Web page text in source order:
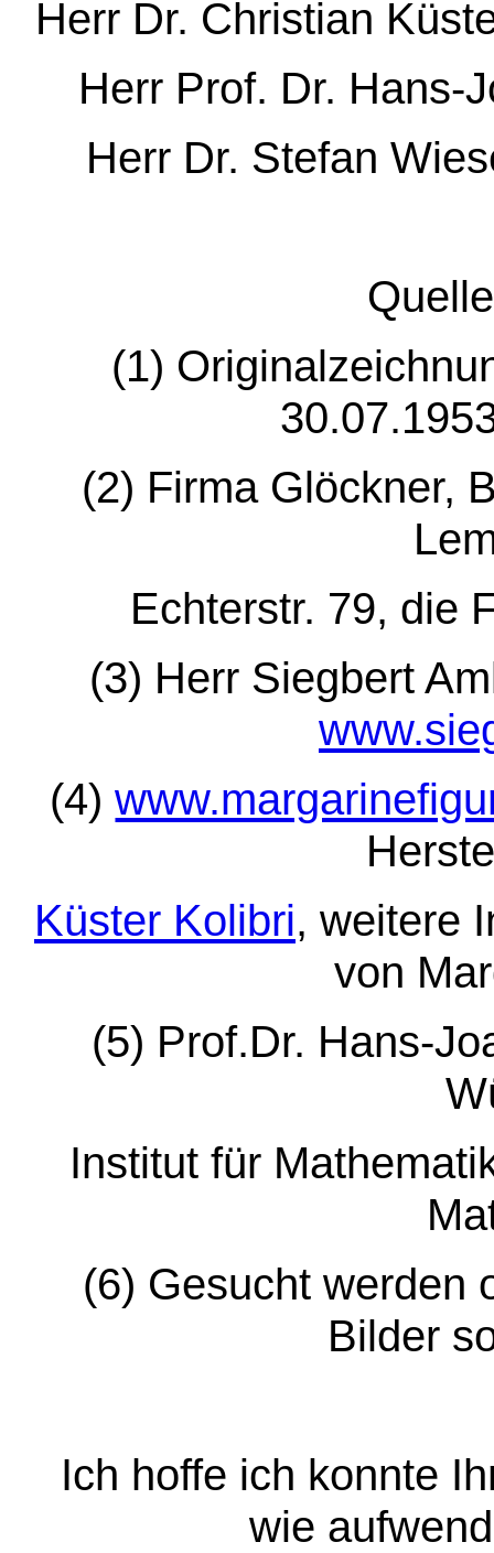
Herr Dr. Christian
Herr Prof. Dr. Hans-
Herr Dr. Stefan
(1)
(2) Firma Glöckner,
Echterstr. 79, die
(3) Herr Siegbert
(4)
Küster Kolibri, weitere
von
(5) Prof.Dr. Hans-
Institut für
(6) Gesucht werden
Bilder
Ich hoffe ich konnte
wie